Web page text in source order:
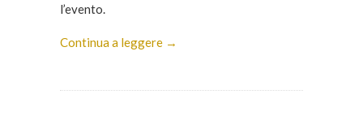
l’evento.
Continua a leggere →